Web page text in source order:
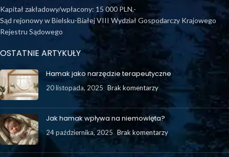
Kapitał zakładowy/wpłacony: 15 000 PLN,-
Sąd rejonowy w Bielsku-Białej VIII Wydział Gospodarczy Krajowego
Rejestru Sądowego
OSTATNIE ARTYKUŁY
Hamak jako narzędzie terapeutyczne
20 listopada, 2025 Brak komentarzy
Jak hamak wpływa na niemowlęta?
24 października, 2025 Brak komentarzy